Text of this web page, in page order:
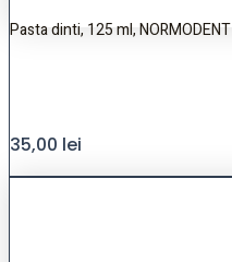
Pasta dinti, 125 ml, NORMODENT
35,00 lei